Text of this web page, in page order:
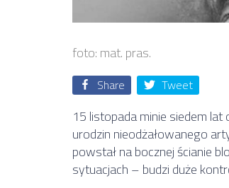
foto: mat. pras.
Share Tweet
15 listopada minie siedem
urodzin nieodżałowanego
powstał na bocznej ścianie
sytuacjach – budzi duże